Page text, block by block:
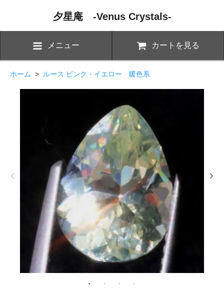
夕星庵 -Venus Crystals-
メニュー カートを見る
ホーム > ルース ピンク・イエロー 暖色系